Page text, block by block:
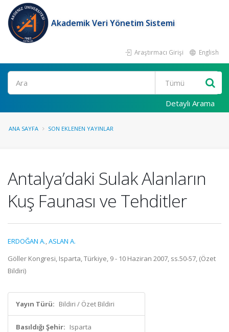
Akademik Veri Yönetim Sistemi
Araştırmacı Girişi English
Ara
Detaylı Arama
ANA SAYFA SON EKLENEN YAYINLAR
Antalya’daki Sulak Alanların
Kuş Faunası ve Tehditler
ERDOĞAN A.,ASLAN A.
Göller Kongresi, Isparta, Türkiye, 9 - 10 Haziran 2007, ss.50-57, (Özet
Bildiri)
Yayın Türü: Bildiri / Özet Bildiri
Basıldığı Şehir: Isparta